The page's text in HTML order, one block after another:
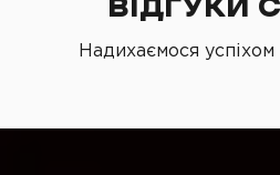
ВІДГУКИ
Надихаємося успіхом